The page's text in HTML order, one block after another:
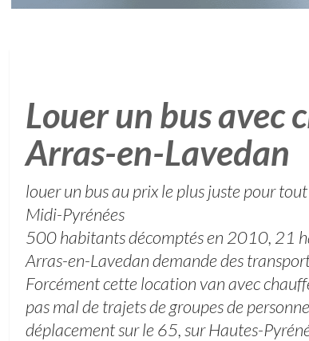
Louer un bus avec
Arras-en-Lavedan
louer un bus au prix le plus juste pour
Midi-Pyrénées
500 habitants décomptés en 2010, 21
Arras-en-Lavedan demande des
Forcément cette location van avec
pas mal de trajets de groupes de
déplacement sur le 65, sur Hautes-